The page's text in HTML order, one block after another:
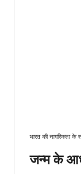
भारत की नागरिकता के
जन्म के